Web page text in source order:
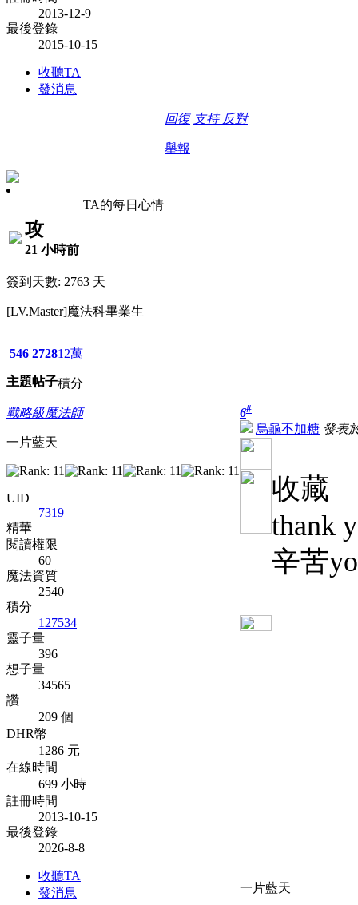
2013-12-9
最後登錄
2015-10-15
收聽TA
發消息
回復 支持 反對
舉報
TA的每日心情
攻
21 小時前
簽到天數: 2763 天
[LV.Master]魔法科畢業生
546
主題
2728
帖子
12萬
積分
戰略級魔法師
一片藍天
UID
7319
精華
閱讀權限
60
魔法資質
2540
積分
127534
靈子量
396
想子量
34565
讚
209 個
DHR幣
1286 元
在線時間
699 小時
註冊時間
2013-10-15
最後登錄
2026-8-8
收聽TA
發消息
6#
烏龜不加糖 發表
收藏
thank
辛苦
一片藍天